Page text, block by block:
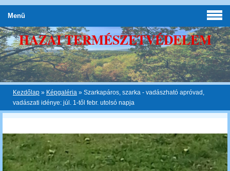
HAZAI TERMÉSZETVÉDELEM
Kezdőlap » Képgaléria » Szarkapáros, szarka - vadászható apróvad,
vadászati idénye: júl. 1-től febr. utolsó napja
Menü